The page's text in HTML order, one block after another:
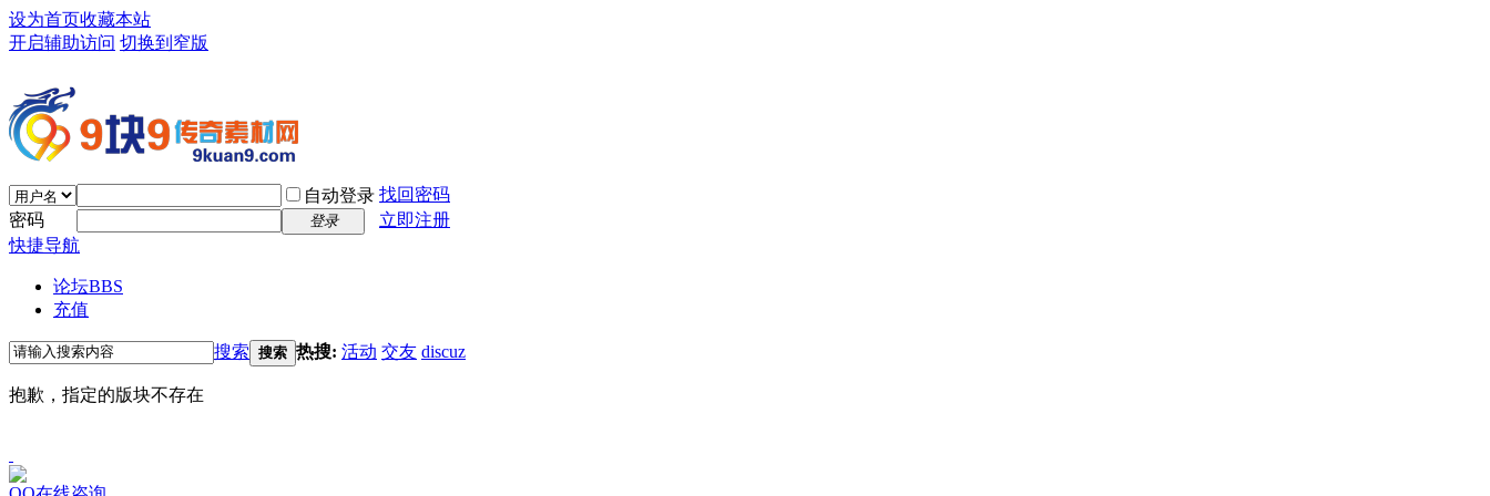
设为首页收藏本站
开启辅助访问 切换到窄版
自动登录 找回密码
密码
登录
立即注册
快捷导航
论坛BBS
充值
搜索 搜索 热搜: 活动 交友 discuz
抱歉，指定的版块不存在